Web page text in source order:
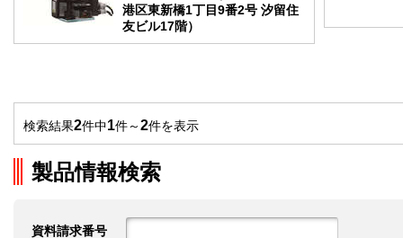
港区東新橋1丁目9番2号 汐留住
友ビル17階）
検索結果2件中1件～2件を表示
製品情報検索
資料請求番号